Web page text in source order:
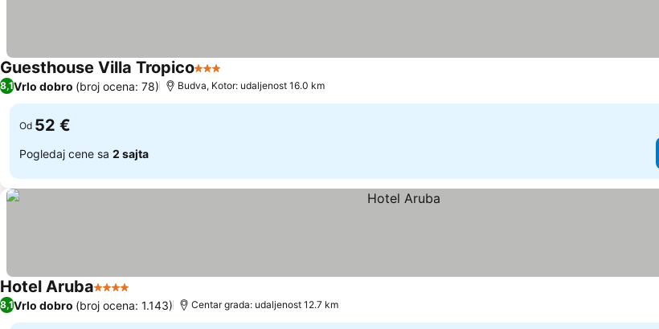
Guesthouse Villa Tropico3 Zvezdice
8,1Vrlo dobro (broj ocena: 78) Budva, Kotor: udaljenost 16.0 km
Od 52 €
Pogledaj cene sa 2 sajta
Hotel Aruba4 Zvezdice
8,1Vrlo dobro (broj ocena: 1.143) Centar grada: udaljenost 12.7 km